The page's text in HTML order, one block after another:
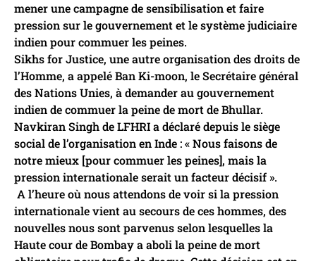
mener une campagne de sensibilisation et faire
pression sur le gouvernement et le système judiciaire
indien pour commuer les peines.
Sikhs for Justice, une autre organisation des droits de
l’Homme, a appelé Ban Ki-moon, le Secrétaire général
des Nations Unies, à demander au gouvernement
indien de commuer la peine de mort de Bhullar.
Navkiran Singh de LFHRI a déclaré depuis le siège
social de l’organisation en Inde : « Nous faisons de
notre mieux [pour commuer les peines], mais la
pression internationale serait un facteur décisif ».
A l’heure où nous attendons de voir si la pression
internationale vient au secours de ces hommes, des
nouvelles nous sont parvenus selon lesquelles la
Haute cour de Bombay a aboli la peine de mort